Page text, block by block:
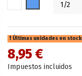
Últimas unidades en stock
8,95 €
Impuestos incluidos